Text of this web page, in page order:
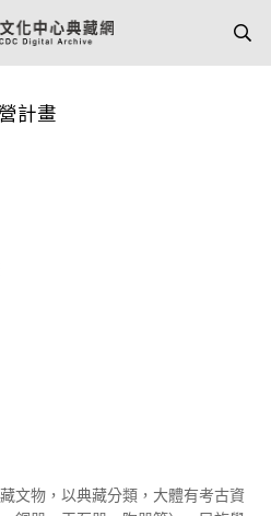
計畫
文物，以典藏分類，大體有考古資